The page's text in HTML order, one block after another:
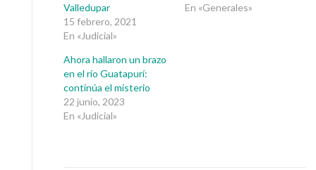
Valledupar
15 febrero, 2021
En «Judicial»
En «Generales»
Ahora hallaron un brazo
en el río Guatapurí:
continúa el misterio
22 junio, 2023
En «Judicial»